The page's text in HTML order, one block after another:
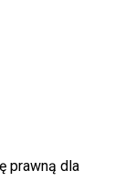
prawną dla